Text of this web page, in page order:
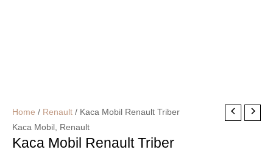
Home / Renault / Kaca Mobil Renault Triber
Kaca Mobil , Renault
Kaca Mobil Renault Triber